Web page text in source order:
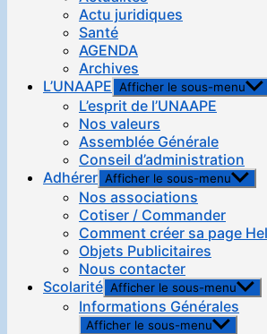
Actu juridiques
Santé
AGENDA
Archives
L’UNAAPE Afficher le sous-menu
L’esprit de l’UNAAPE
Nos valeurs
Assemblée Générale
Conseil d’administration
Adhérer Afficher le sous-menu
Nos associations
Cotiser / Commander
Comment créer sa page
Objets Publicitaires
Nous contacter
Scolarité Afficher le sous-menu
Informations Générales
Afficher le sous-menu